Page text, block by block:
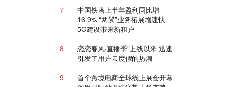
7
中国铁塔上半年盈利同比增
16.9% “两翼”业务拓展增速快
5G建设带来新租户
8
恋恋春风·直播季”上线以来 迅速
引发了用户云度假的热潮
9
首个跨境电商全球线上展会开幕